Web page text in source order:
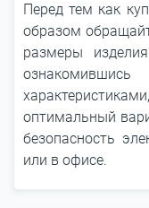
Перед тем как
образом
размеры
оптимальный
безопасность
или в офисе.